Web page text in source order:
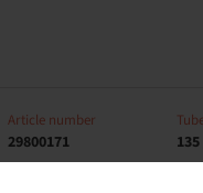
Article number
29800171